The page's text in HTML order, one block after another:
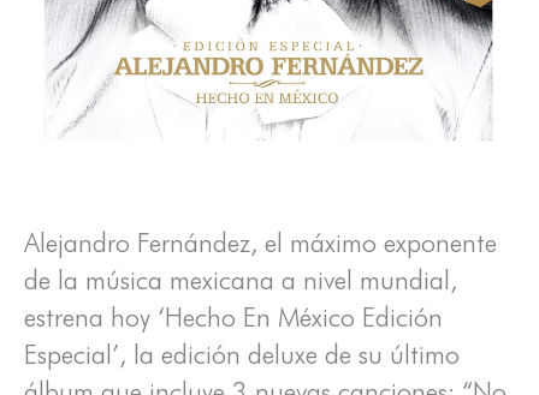
Alejandro Fernández, el máximo exponente
de la música mexicana a nivel mundial,
estrena hoy ‘Hecho En México Edición
Especial’, la edición deluxe de su último